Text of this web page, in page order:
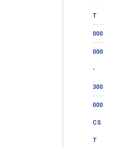
T
000
000
-
300
000
CS
T